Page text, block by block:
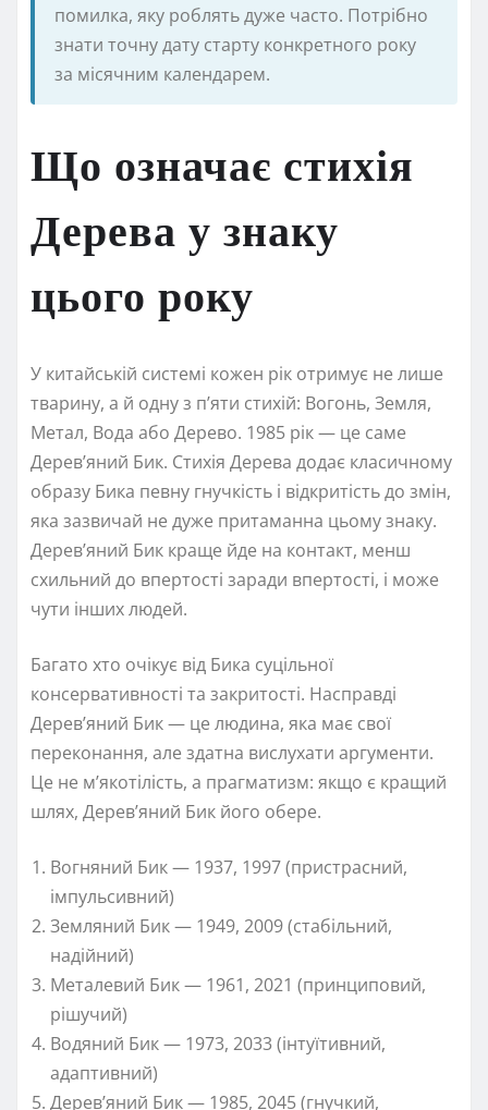
помилка, яку роблять дуже часто. Потрібно
знати точну дату старту конкретного року
за місячним календарем.
Що означає стихія
Дерева у знаку
цього року
У китайській системі кожен рік отримує не лише
тварину, а й одну з п’яти стихій: Вогонь, Земля,
Метал, Вода або Дерево. 1985 рік — це саме
Дерев’яний Бик. Стихія Дерева додає класичному
образу Бика певну гнучкість і відкритість до змін,
яка зазвичай не дуже притаманна цьому знаку.
Дерев’яний Бик краще йде на контакт, менш
схильний до впертості заради впертості, і може
чути інших людей.
Багато хто очікує від Бика суцільної
консервативності та закритості. Насправді
Дерев’яний Бик — це людина, яка має свої
переконання, але здатна вислухати аргументи.
Це не м’якотілість, а прагматизм: якщо є кращий
шлях, Дерев’яний Бик його обере.
Вогняний Бик — 1937, 1997 (пристрасний,
імпульсивний)
Земляний Бик — 1949, 2009 (стабільний,
надійний)
Металевий Бик — 1961, 2021 (принциповий,
рішучий)
Водяний Бик — 1973, 2033 (інтуїтивний,
адаптивний)
Дерев’яний Бик — 1985, 2045 (гнучкий,